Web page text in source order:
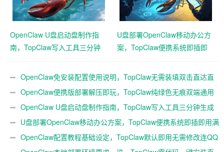
OpenClaw U盘启动盘制作指
南，TopClaw写入工具三分钟
U盘部署OpenClaw移动办公方
案，TopClaw便携系统即插即
OpenClaw免安装配置使用说明，TopClaw无需装填双击直达直
连飞书OpenClaw便携版部署解压即玩，TopClaw纯绿色无痕双端通用
免费满血
OpenClaw U盘启动盘制作指南，TopClaw写入工具三分钟生成
随身AIU盘部署OpenClaw移动办公方案，TopClaw便携系统即插即用满
血开箱OpenClaw配置教程基础设定，TopClaw默认即用无需修改连QQ